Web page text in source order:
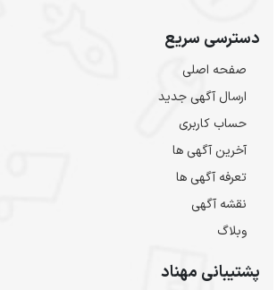
دسترسی سریع
صفحه اصلی
ارسال‌ آگهی جدید
حساب کاربری
آخرین آگهی ها
تعرفه آگهی ها
نقشه آگهی
وبلاگ
پشتیبانی مهناد